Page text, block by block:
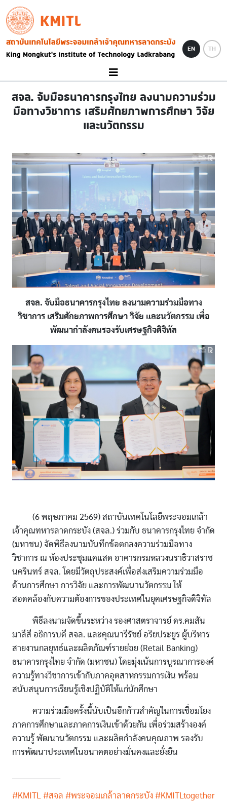
Skip to main content
KMITL
Image
EN TH
สจล. จับมือธนาคารกรุงไทย ลงนามความร่วม
มือทางวิชาการ เสริมศักยภาพการศึกษา วิจัย
และนวัตกรรม
สจล. จับมือธนาคารกรุงไทย ลงนามความร่วมมือทาง
วิชาการ เสริมศักยภาพการศึกษา วิจัย และนวัตกรรม เพื่อ
พัฒนากำลังคนรองรับเศรษฐกิจดิจิทัล
(6 พฤษภาคม 2569) สถาบันเทคโนโลยีพระจอมเกล้า
เจ้าคุณทหารลาดกระบัง (สจล.) ร่วมกับ ธนาคารกรุงไทย จำกัด
(มหาชน) จัดพิธีลงนามบันทึกข้อตกลงความร่วมมือทาง
วิชาการ ณ ห้องประชุมแคแสด อาคารกรมหลวงนราธิวาสราช
นครินทร์ สจล. โดยมีวัตถุประสงค์เพื่อส่งเสริมความร่วมมือ
ด้านการศึกษา การวิจัย และการพัฒนานวัตกรรม ให้
สอดคล้องกับความต้องการของประเทศในยุคเศรษฐกิจดิจิทัล
พิธีลงนามจัดขึ้นระหว่าง รองศาสตราจารย์ ดร.คมสัน
มาลีสี อธิการบดี สจล. และคุณนารีรัชย์ อริยประยูร ผู้บริหาร
สายงานกลยุทธ์และผลิตภัณฑ์รายย่อย (Retail Banking)
ธนาคารกรุงไทย จำกัด (มหาชน) โดยมุ่งเน้นการบูรณาการองค์
ความรู้ทางวิชาการเข้ากับภาคอุตสาหกรรมการเงิน พร้อม
สนับสนุนการเรียนรู้เชิงปฏิบัติให้แก่นักศึกษา
ความร่วมมือครั้งนี้นับเป็นอีกก้าวสำคัญในการเชื่อมโยง
ภาคการศึกษาและภาคการเงินเข้าด้วยกัน เพื่อร่วมสร้างองค์
ความรู้ พัฒนานวัตกรรม และผลิตกำลังคนคุณภาพ รองรับ
การพัฒนาประเทศในอนาคตอย่างมั่นคงและยั่งยืน
#KMITL #สจล #พระจอมเกล้าลาดกระบัง #KMITLtogether